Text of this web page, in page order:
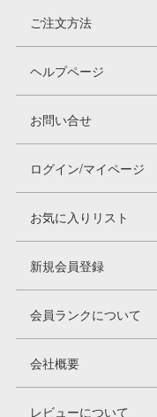
ご注文方法
ヘルプページ
お問い合せ
ログイン/マイページ
お気に入りリスト
新規会員登録
会員ランクについて
会社概要
レビューについて